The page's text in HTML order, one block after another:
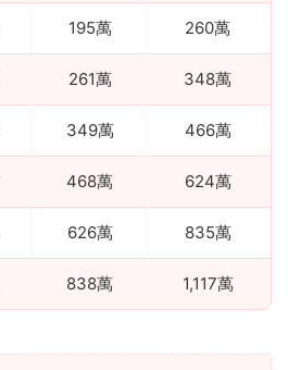
195萬 260萬
261萬 348萬
349萬 466萬
468萬 624萬
626萬 835萬
838萬 1,117萬